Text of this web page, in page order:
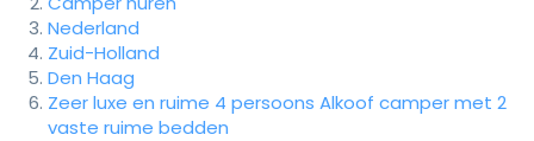
Nederland
Zuid-Holland
Den Haag
Zeer luxe en ruime 4 persoons Alkoof camper met 2
vaste ruime bedden